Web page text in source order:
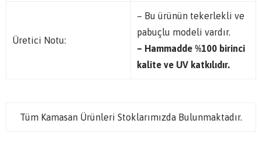
Üretici Notu:
– Bu ürünün tekerlekli ve
pabuçlu modeli vardır.
– Hammadde %100 birinci
kalite ve UV katkılıdır.
Tüm Kamasan Ürünleri Stoklarımızda Bulunmaktadır.